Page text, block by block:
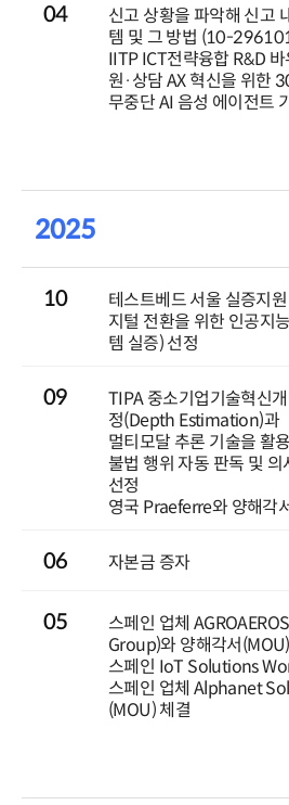
04
신고 상황을 파악해 신고
템 및 그 방법 (10-
IITP ICT전략융합 R&D
원·상담 AX 혁신을 위한
무중단 AI 음성 에이전트
2025
10
테스트베드 서울 실증지
지털 전환을 위한 인공지
템 실증) 선정
09
TIPA 중소기업기술혁신
정(Depth Estimation)과
멀티모달 추론 기술을 활
불법 행위 자동 판독 및
선정
영국 Praeferre와 양해각
06 자본금 증자
05
스페인 업체
Group)와 양해각서
스페인 IoT Solutions
스페인 업체 Alphanet
(MOU) 체결